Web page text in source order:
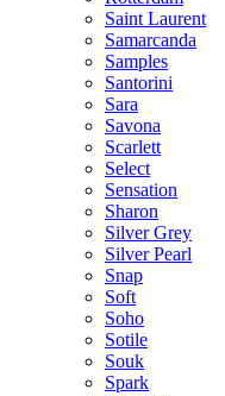
Saint Laurent
Samarcanda
Samples
Santorini
Sara
Savona
Scarlett
Select
Sensation
Sharon
Silver Grey
Silver Pearl
Snap
Soft
Soho
Sotile
Souk
Spark